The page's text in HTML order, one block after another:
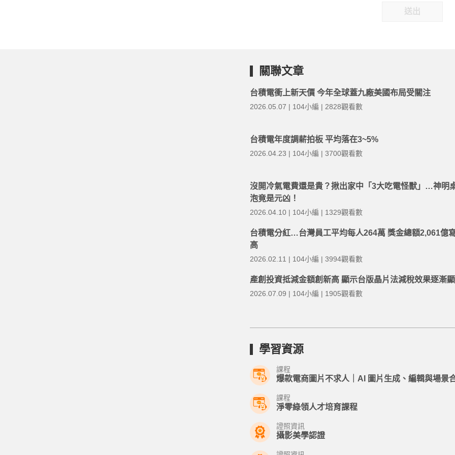
送出
關聯文章
台積電衝上新天價 今年全球蓋九廠美國布局受關注
2026.05.07 | 104小編 | 2828觀看數
台積電年度調薪拍板 平均落在3~5%
2026.04.23 | 104小編 | 3700觀看數
沒開冷氣電費還是貴？揪出家中「3大吃電怪獸」…神明
泡竟是元凶！
2026.04.10 | 104小編 | 1329觀看數
台積電分紅…台灣員工平均每人264萬 獎金總額2,061億
高
2026.02.11 | 104小編 | 3994觀看數
產創投資抵減金額創新高 顯示台版晶片法減稅效果逐漸
2026.07.09 | 104小編 | 1905觀看數
學習資源
課程
爆款電商圖片不求人｜AI 圖片生成、編輯與場景
課程
淨零綠領人才培育課程
證照資訊
攝影美學認證